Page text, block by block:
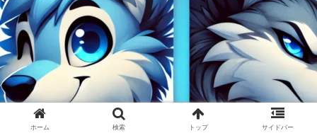
ホーム 検索 トップ サイドバー